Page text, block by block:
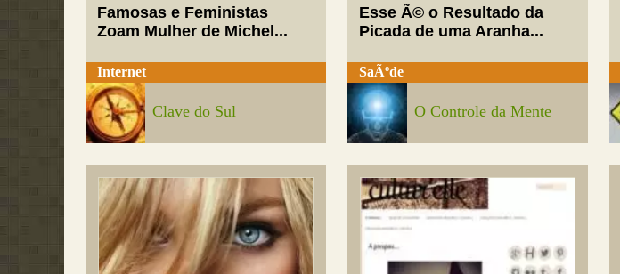
Famosas e Feministas
Zoam Mulher de Michel...
Internet
Clave do Sul
Esse Ã© o Resultado da
Picada de uma Aranha...
SaÃºde
O Controle da Mente